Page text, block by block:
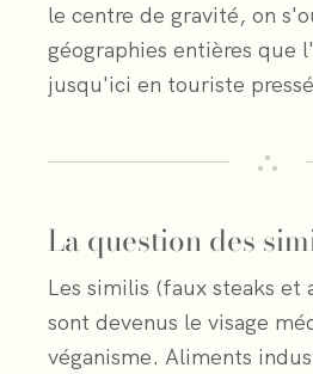
le centre de gravité, on
géographies entières que
jusqu'ici en touriste
La question des
Les similis (faux steaks et
sont devenus le visage
véganisme. Aliments